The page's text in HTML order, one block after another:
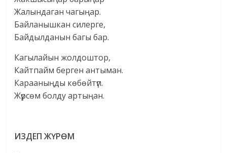
Жалындаган чагыңар.
Байланышкан силерге,
Байдылданын багы бар.
Кагылайын жолдоштор,
Кайтпайм берген антыман.
Карааныңды көбөйтүп.
Жүрсөм болду артыңан.
ИЗДЕП ЖҮРӨМ